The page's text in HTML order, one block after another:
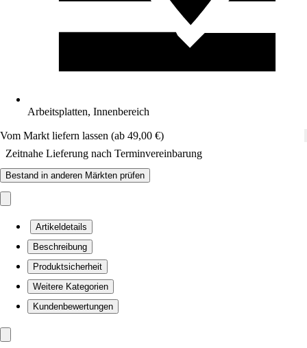
Arbeitsplatten, Innenbereich
Vom Markt liefern lassen (ab 49,00 €)
Zeitnahe Lieferung nach Terminvereinbarung
Bestand in anderen Märkten prüfen
Artikeldetails
Beschreibung
Produktsicherheit
Weitere Kategorien
Kundenbewertungen